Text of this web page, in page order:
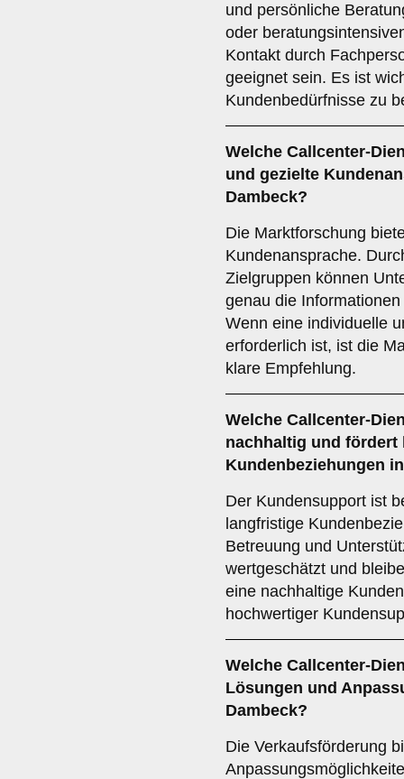
und persönliche
oder
Kontakt durch
geeignet sein. Es ist
Kundenbedürfnisse zu
Welche Callcenter-
und gezielte
Dambeck?
Die Marktforschung
Kundenansprache.
Zielgruppen können
genau die
Wenn eine individuelle
erforderlich ist, ist die
klare Empfehlung.
Welche Callcenter-
nachhaltig und fördert
Kundenbeziehungen
Der Kundensupport ist
langfristige
Betreuung und
wertgeschätzt und
eine nachhaltige
hochwertiger
Welche Callcenter-
Lösungen und
Dambeck?
Die Verkaufsförderung